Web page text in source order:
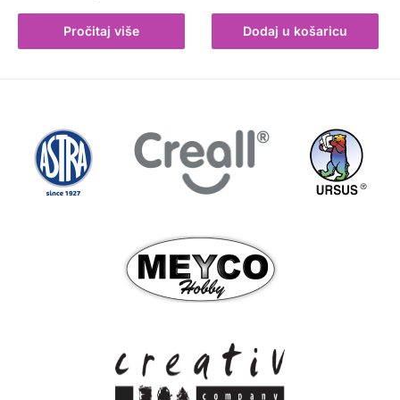
Pročitaj više Dodaj u košaricu